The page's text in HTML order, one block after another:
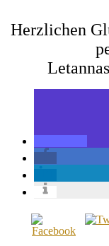
Herzlichen